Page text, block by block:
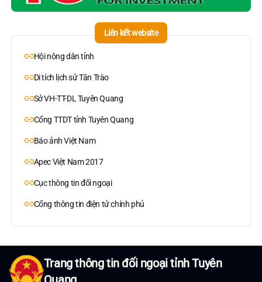
Liên kết website
Hội nông dân tỉnh
Di tích lịch sử Tân Trào
Sở VH-TT-DL Tuyên Quang
Cổng TTDT tỉnh Tuyên Quang
Báo ảnh Việt Nam
Apec Việt Nam 2017
Cục thông tin đối ngoại
Cổng thông tin điện tử chính phủ
Trang thông tin đối ngoại tỉnh Tuyên